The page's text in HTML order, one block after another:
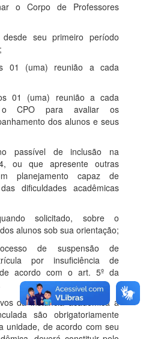
o Corpo de Professores
seu primeiro período
01 (uma) reunião a cada
01 (uma) reunião a cada
CPO para avaliar os
dos alunos e seus
passível de inclusão na
ou que apresente outras
planejamento capaz de
dificuldades acadêmicas
solicitado, sobre o
alunos sob sua orientação;
de suspensão de
por insuficiência de
acordo com o art. 5º da
da instância acadêmica a
são obrigatoriamente
unidade, de acordo com seu